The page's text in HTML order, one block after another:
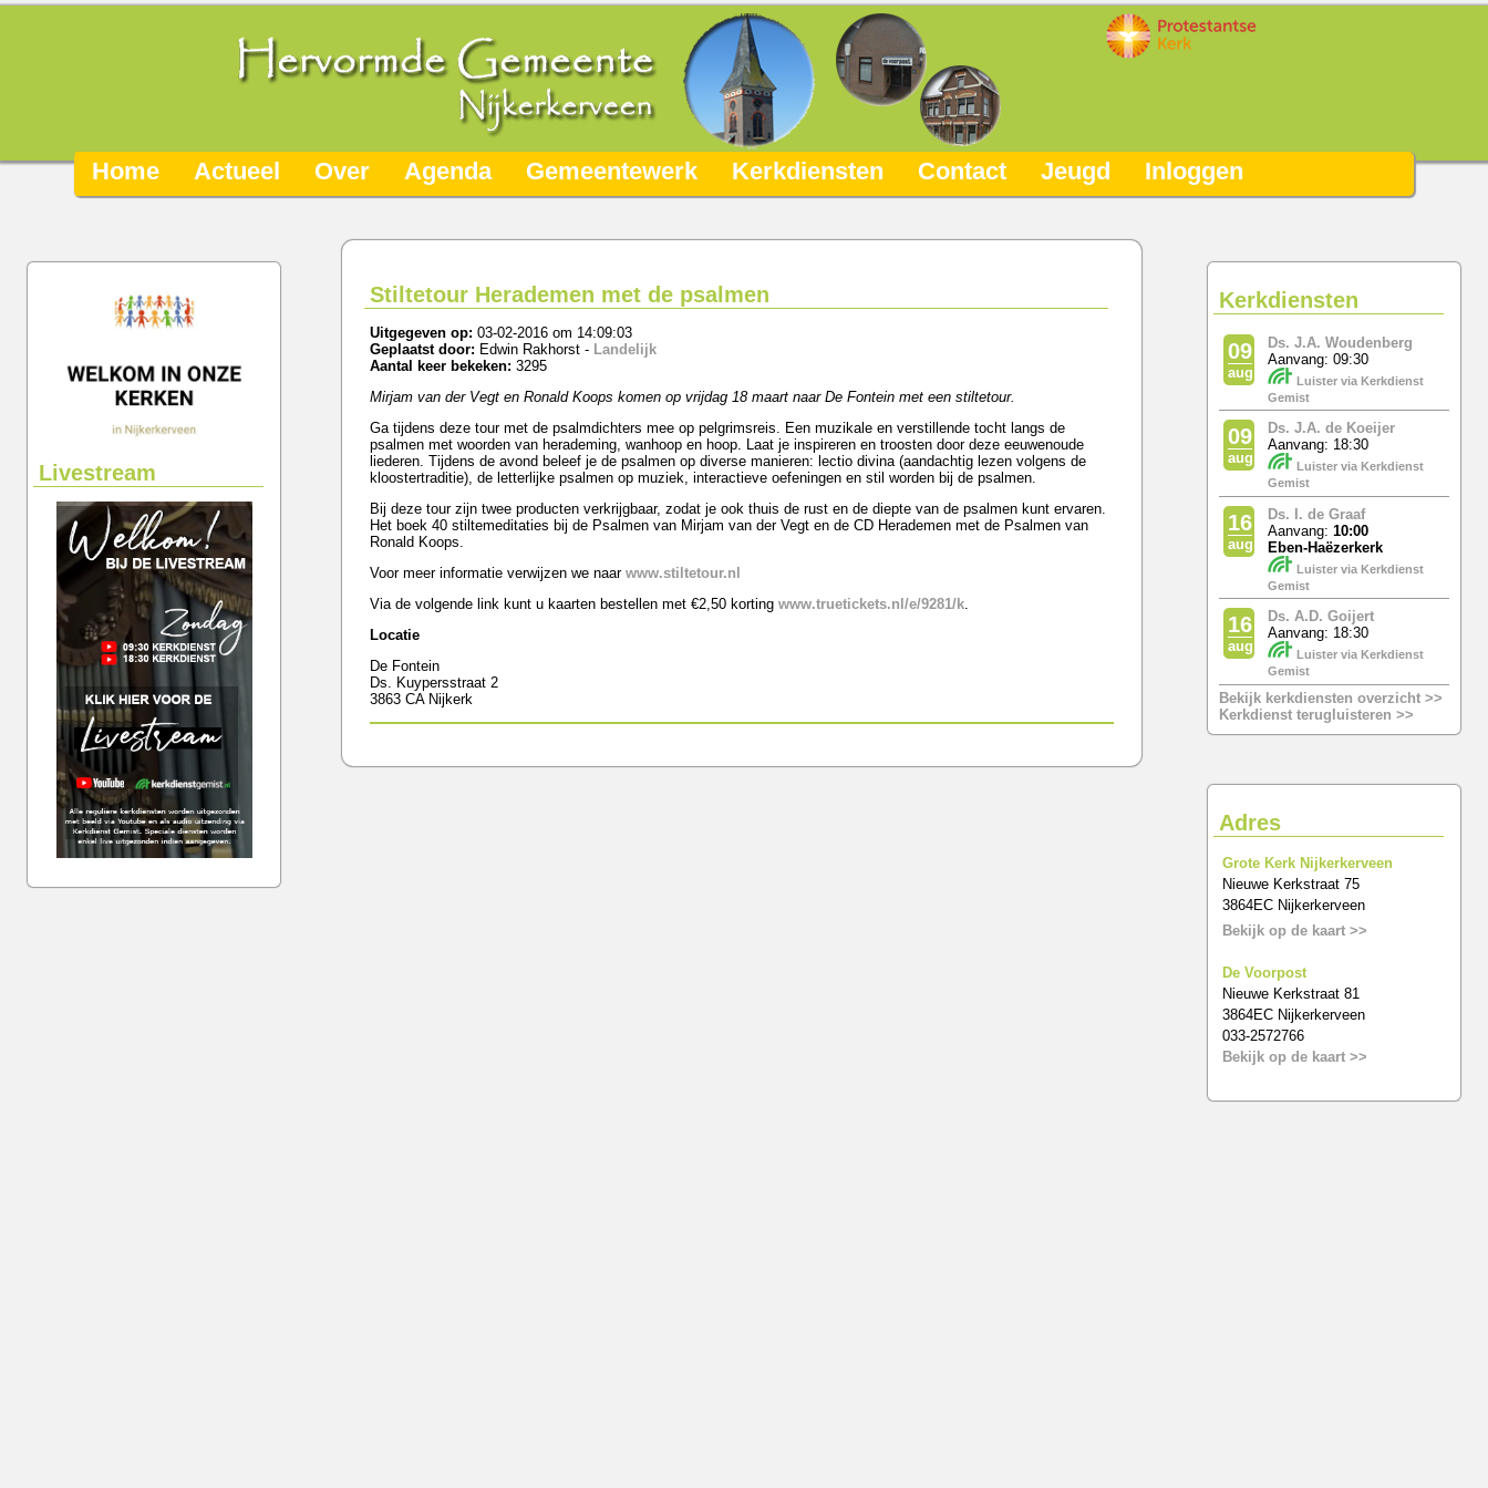
Home Actueel Over Agenda Gemeentewerk Kerkdiensten Contact Jeugd Inloggen
Livestream
Kerkdiensten
09
aug
Ds. J.A. Woudenberg
Aanvang: 09:30
Luister via Kerkdienst
Gemist
09
aug
Ds. J.A. de Koeijer
Aanvang: 18:30
Luister via Kerkdienst
Gemist
16
aug
Ds. I. de Graaf
Aanvang: 10:00
Eben-Haëzerkerk
Luister via Kerkdienst
Gemist
16
aug
Ds. A.D. Goijert
Aanvang: 18:30
Luister via Kerkdienst
Gemist
Bekijk kerkdiensten overzicht >>
Kerkdienst terugluisteren >>
Adres
Grote Kerk Nijkerkerveen
Nieuwe Kerkstraat 75
3864EC Nijkerkerveen
Bekijk op de kaart >>
De Voorpost
Nieuwe Kerkstraat 81
3864EC Nijkerkerveen
033-2572766
Bekijk op de kaart >>
Stiltetour Herademen met de psalmen
Uitgegeven op:03-02-2016 om 14:09:03
Geplaatst door: Edwin Rakhorst - Landelijk
Aantal keer bekeken:3295
Mirjam van der Vegt en Ronald Koops komen op vrijdag 18 maart naar De Fontein met een stiltetour.
Ga tijdens deze tour met de psalmdichters mee op pelgrimsreis. Een muzikale en verstillende tocht langs de
psalmen met woorden van herademing, wanhoop en hoop. Laat je inspireren en troosten door deze eeuwenoude
liederen. Tijdens de avond beleef je de psalmen op diverse manieren: lectio divina (aandachtig lezen volgens de
kloostertraditie), de letterlijke psalmen op muziek, interactieve oefeningen en stil worden bij de psalmen.
Bij deze tour zijn twee producten verkrijgbaar, zodat je ook thuis de rust en de diepte van de psalmen kunt ervaren.
Het boek 40 stiltemeditaties bij de Psalmen van Mirjam van der Vegt en de CD Herademen met de Psalmen van
Ronald Koops.
Voor meer informatie verwijzen we naarwww.stiltetour.nl
Via de volgende link kunt u kaarten bestellen met €2,50 kortingwww.truetickets.nl/e/9281/k
Locatie
De Fontein
Ds. Kuypersstraat 2
3863 CA Nijkerk